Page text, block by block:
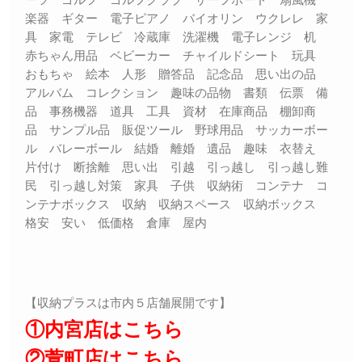
楽器 ギター 電子ピアノ バイオリン ウクレレ 家
具 家電 テレビ 冷蔵庫 洗濯機 電子レンジ 机
赤ちゃん用品 ベビーカー チャイルドシート 玩具
おもちゃ 絵本 人形 贈答品 記念品 思い出の品
アルバム コレクション 趣味の品物 書類 伝票 備
品 事務機器 道具 工具 資材 在庫商品 棚卸商
品 サンプル品 販促ツール 野球用品 サッカーボー
ル バレーボール 結婚 離婚 遺品 趣味 衣替え
片付け 断捨離 思い出 引越 引っ越し 引っ越し難
民 引っ越し対策 家具 子供 収納術 コンテナ コ
ンテナボックス 収納 収納スペース 収納ボックス
格安 安い 低価格 倉庫 屋内
【収納プラスは市内５店舗展開です】
①内宮店はこちら